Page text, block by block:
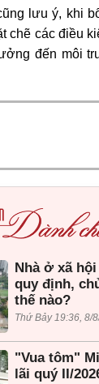
lưu ý, khi
chẽ các điều
đến môi
Nhà ở xã
quy định,
thế nào?
Thứ Bảy 19:36, 8/
"Vua tôm"
lãi quý II/